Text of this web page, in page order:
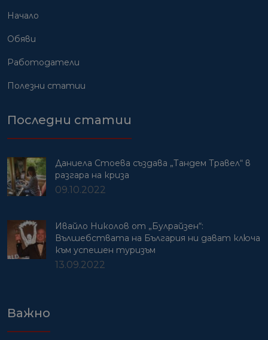
Начало
Обяви
Работодатели
Полезни статии
Последни статии
Даниела Стоева създава „Тандем Травел“ в
разгара на криза
09.10.2022
Ивайло Николов от „Булрайзен“:
Вълшебствата на България ни дават ключа
към успешен туризъм
13.09.2022
Важно